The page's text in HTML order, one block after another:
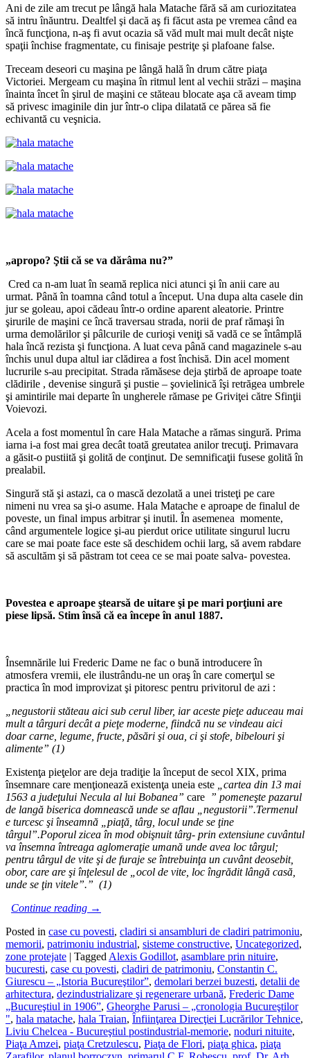
Ani de zile am trecut pe lângă hala Matache fără să am curiozitatea
să intru înăuntru. Dealtfel şi dacă aş fi făcut asta pe vremea când ea
încă funcţiona, n-aş fi avut ocazia să văd mult mai mult decât nişte
spaţii închise fragmentate, cu finisaje pestriţe şi plafoane false.
Treceam deseori cu maşina pe lângă hală în drum către piaţa
Victoriei. Mergeam cu maşina în ritmul lent al vechii străzi – maşina
înainta încet în şirul de maşini ce stăteau blocate aşa că aveam timp
să privesc imaginile din jur într-o clipa dilatată ce părea să fie
echivantă cu veşnicia.
„apropo? Ştii că se va dărâma nu?”
Cred ca n-am luat în seamă replica nici atunci şi în anii care au
urmat. Până în toamna când totul a început. Una dupa alta casele din
jur se goleau, apoi cădeau într-o ordine aparent aleatorie. Printre
şirurile de maşini ce încă traversau strada, norii de praf rămaşi în
urma demolărilor şi pâlcurile de curioşi veniţi să vadă ce se întâmplă
hala încă rezista şi funcţiona. A luat ceva până cand magazinele s-au
închis unul dupa altul iar clădirea a fost închisă. Din acel moment
lucrurile s-au precipitat. Strada rămăsese deja ştirbă de aproape toate
clădirile , devenise singură şi pustie – şovielinică îşi retrăgea umbrele
şi amintirile mai departe în ungherele rămase pe Griviţei către Sfinţii
Voievozi.
Acela a fost momentul în care Hala Matache a rămas singură. Prima
iarna i-a fost mai grea decât toată greutatea anilor trecuţi. Primavara
a găsit-o pustiită şi golită de conţinut. De semnificaţii fusese golită în
prealabil.
Singură stă şi astazi, ca o mască dezolată a unei tristeţi pe care
nimeni nu vrea sa şi-o asume. Hala Matache e aproape de finalul de
poveste, un final impus arbitrar şi inutil. În asemenea momente,
când argumentele logice şi-au pierdut orice utilitate singurul lucru
care se mai poate face este să deschidem ochii larg, să avem rabdare
să ascultăm şi să păstram tot ceea ce se mai poate salva- povestea.
Povestea e aproape ştearsă de uitare şi pe mari porţiuni are
piese lipsă. Stimînsă că eaîncepeîn anul 1887.
Însemnările lui Frederic Dame ne fac o bună introducere în
atmosfera vremii, ele ilustrându-ne un oraş în care comerţul se
practica în mod improvizat şi pitoresc pentru privitorul de azi :
„negustorii stăteau aici sub cerul liber, iar aceste pieţe aduceau mai
mult a târguri decât a pieţe moderne, fiindcă nu se vindeau aici
doar carne, legume, fructe, păsări şi oua, ci şi stofe, bibelouri şi
alimente” (1)
Existenţa pieţelor are deja tradiţie la început de secol XIX, prima
însemnare care menţionează existenţa uneia este „cartea din 13 mai
1563 a judeţului Necula al lui Bobanea” care ” pomeneşte pazarul
de langă biserica domnească unde se aflau „negustorii”.Termenul
e turcesc şi înseamnă „piaţă , târg, locul unde se ţine
târgul”.Poporul zicea în mod obişnuit târg- prin extensiune cuvântul
va însemna întreaga aglomeraţie umană unde avea loc târgul;
pentru târgul de vite şi de furaje se întrebuinţa un cuvânt deosebit,
obor, care are şi înţelesul de „ocol de vite, loc îngrădit lângă casă
unde se ţin vitele”.” (1)
Continue reading →
Posted in case cu povesti, cladiri si ansambluri de cladiri patrimoniu,
memorii, patrimoniu industrial, sisteme constructive, Uncategorized,
zone protejate | Tagged Alexis Godillot, asamblare prin nituire,
bucuresti, case cu povesti, cladiri de patrimoniu, Constantin C.
Giurescu – „Istoria Bucureştilor”, demolari berzei buzesti, detalii de
arhitectura, dezindustrializare şi regenerare urbană, Frederic Dame
„Bucureştiul in 1906”, Gheorghe Parusi – „cronologia Bucureştilor
", hala matache, hala Traian, Înfiinţarea Direcţiei Lucrărilor Tehnice,
Liviu Chelcea - Bucureştiul postindustrial-memorie, noduri nituite,
Piaţa Amzei, piaţa Cretzulescu, Piaţa de Flori, piaţa ghica, piaţa